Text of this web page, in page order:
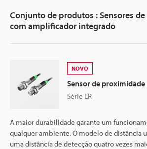
Conjunto de produtos : Sensores
com amplificador integrado
NOVO
Sensor de
Série ER
A maior durabilidade garante um
qualquer ambiente. O modelo de distância
uma distância de detecção quatro vezes